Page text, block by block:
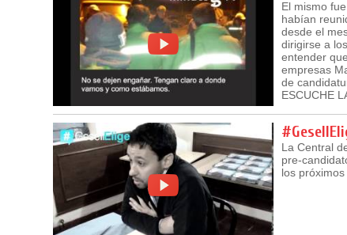
El mismo
habían
desde el
dirigirse a
entender
empresas
de
ESCUCHE
La Central
pre-
los